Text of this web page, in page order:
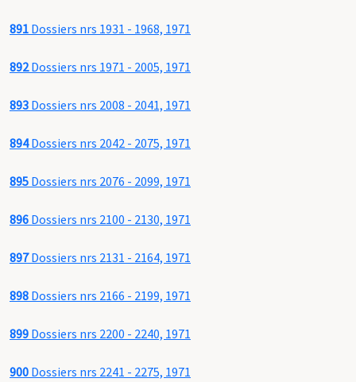
891 Dossiers nrs 1931 - 1968, 1971
892Dossiers nrs 1971 - 2005, 1971
893 Dossiers nrs 2008 - 2041, 1971
894Dossiers nrs 2042 - 2075, 1971
895 Dossiers nrs 2076 - 2099, 1971
896 Dossiers nrs 2100 - 2130, 1971
897Dossiers nrs 2131 - 2164, 1971
898 Dossiers nrs 2166 - 2199, 1971
899 Dossiers nrs 2200 - 2240, 1971
900 Dossiers nrs 2241 - 2275, 1971